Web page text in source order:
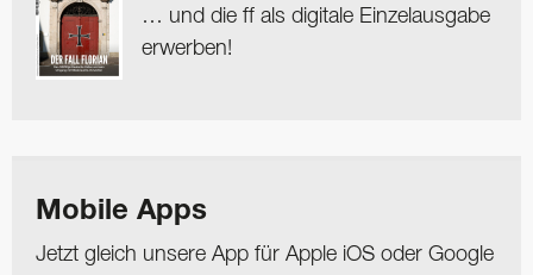
… und die ff als digitale Einzelausgabe
erwerben!
Mobile Apps
Jetzt gleich unsere App für Apple iOS oder Google